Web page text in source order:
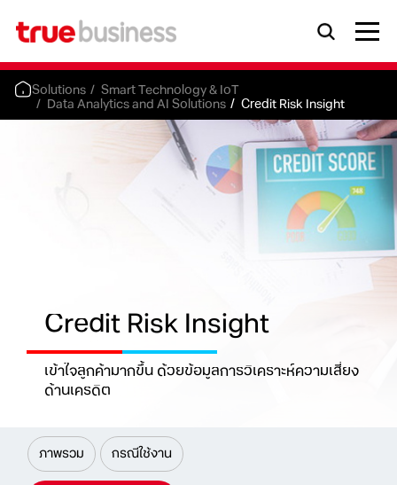
Solutions Smart Technology & IoT
Data Analytics and AI Solutions Credit Risk Insight
Credit Risk Insight
เข้าใจลูกค้ามากขึ้น ด้วยข้อมูลการวิเคราะห์ความเสี่ยง
ด้านเครดิต
ภาพรวม กรณีใช้งาน